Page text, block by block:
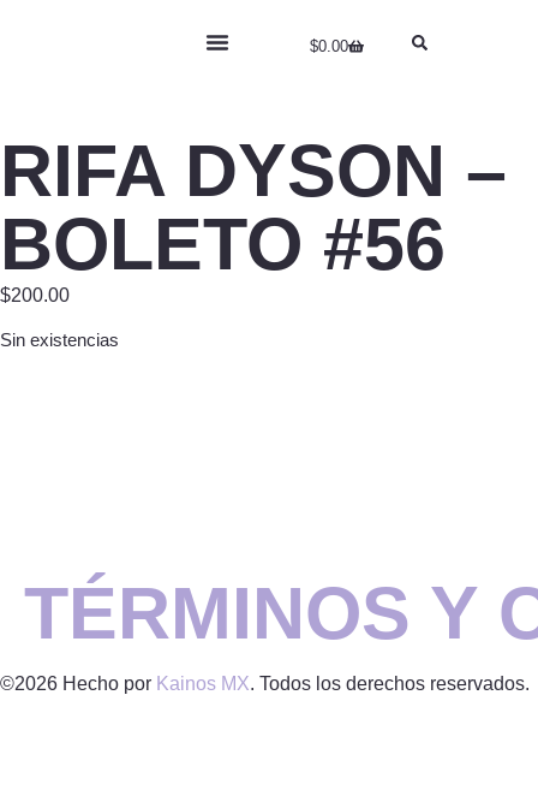
$0.00
RIFA DYSON –
BOLETO #56
$200.00
Sin existencias
TÉRMINOS Y
©2026 Hecho por Kainos MX. Todos los derechos reservados.